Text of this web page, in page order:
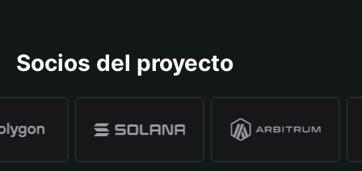
Socios del proyecto